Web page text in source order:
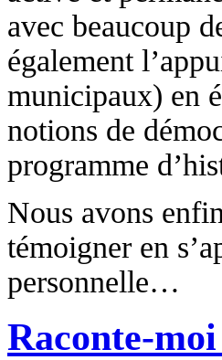
avec beaucoup
également
municipaux) en
notions de
programme
Nous avons
témoigner en
personnelle…
Raconte-